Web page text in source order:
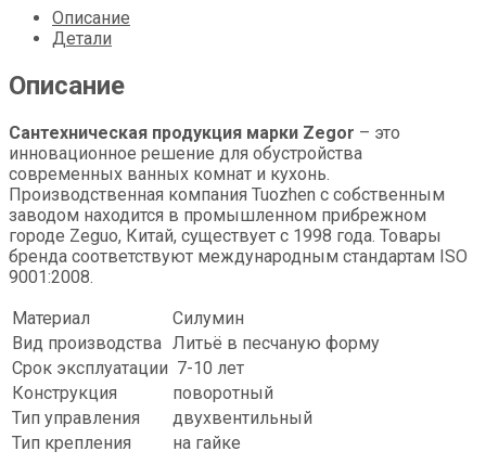
Описание
Детали
Описание
Сантехническая продукция марки Zegor – это
инновационное решение для обустройства
современных ванных комнат и кухонь.
Производственная компания Tuozhen с собственным
заводом находится в промышленном прибрежном
городе Zeguo, Китай, существует с 1998 года. Товары
бренда соответствуют международным стандартам ISO
9001:2008.
Материал
Силумин
Вид производства Литьё в песчаную форму
Срок эксплуатации 7-10 лет
Конструкция
поворотный
Тип управления
двухвентильный
Тип крепления
на гайке